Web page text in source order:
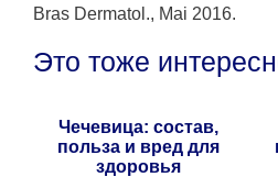
Bras Dermatol., Mai 2016.
Это тоже
Чечевица: состав,
польза и вред для
здоровья